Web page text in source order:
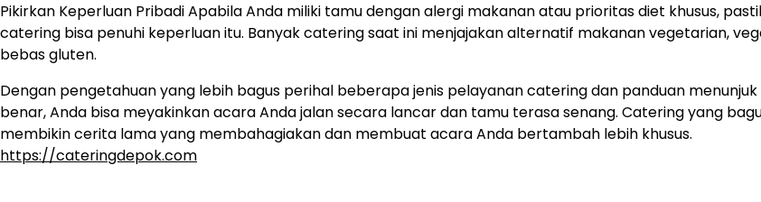
Pikirkan Keperluan Pribadi Apabila Anda miliki tamu dengan alergi makanan atau prioritas diet khusus,
catering bisa penuhi keperluan itu. Banyak catering saat ini menjajakan alternatif makanan vegetarian,
bebas gluten.
Dengan pengetahuan yang lebih bagus perihal beberapa jenis pelayanan catering dan panduan
benar, Anda bisa meyakinkan acara Anda jalan secara lancar dan tamu terasa senang. Catering yang
membikin cerita lama yang membahagiakan dan membuat acara Anda bertambah lebih khusus.
https://cateringdepok.com